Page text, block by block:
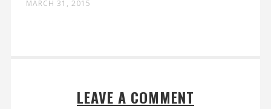
MARCH 31, 2015
LEAVE A COMMENT